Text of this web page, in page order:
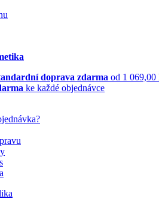
doprava zdarma od 1 069,00
ke každé objednávce